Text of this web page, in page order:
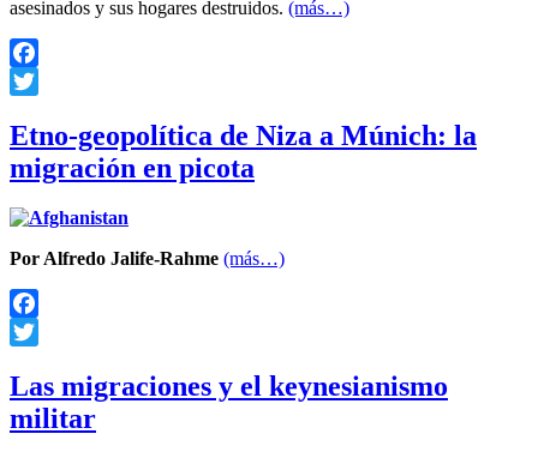
asesinados y sus hogares destruidos. (más…)
Facebook
Etno-geopolítica de Niza a Múnich: la
migración en picota
Por Alfredo Jalife-Rahme (más…)
Facebook
Las migraciones y el keynesianismo
militar